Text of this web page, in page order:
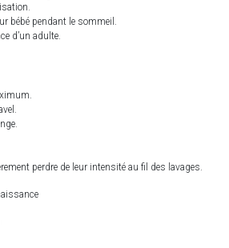
bébé pendant le sommeil.
d’un adulte.
perdre de leur intensité au fil des lavages.